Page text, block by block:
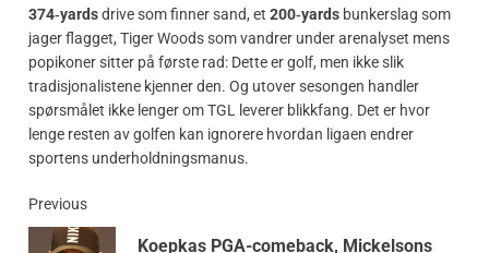
374‑yardsdrive som finner sand, et 200‑yards bunkerslag som
jager flagget, Tiger Woods som vandrer under arenalyset mens
popikoner sitter på første rad: Dette er golf, men ikke slik
tradisjonalistene kjenner den. Og utover sesongen handler
spørsmålet ikke lenger om TGL leverer blikkfang. Det er hvor
lenge resten av golfen kan ignorere hvordan ligaen endrer
sportens underholdningsmanus.
Previous
Koepkas PGA-comeback, Mickelsons